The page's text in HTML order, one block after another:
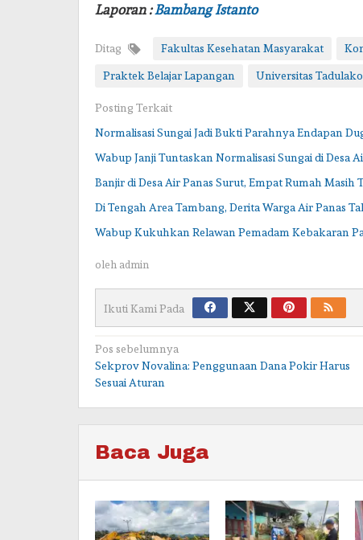
Laporan :Bambang Istanto
Ditag Fakultas Kesehatan Masyarakat
Praktek Belajar Lapangan Universitas Tadulako
Posting Terkait
Normalisasi Sungai Jadi Bukti Parahnya Endapan
Wabup Janji Tuntaskan Normalisasi Sungai di Desa
Banjir di Desa Air Panas Surut, Empat Rumah Masih
Di Tengah Area Tambang, Derita Warga Air Panas
Wabup Kukuhkan Relawan Pemadam Kebakaran
oleh admin
Ikuti Kami Pada
Navigasi
pos
Pos sebelumnya
Sekprov Novalina: Penggunaan Dana Pokir Harus
Sesuai Aturan
Baca Juga